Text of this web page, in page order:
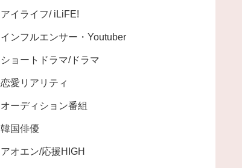
アイライフ/ iLiFE!
インフルエンサー・Youtuber
ショートドラマ/ドラマ
恋愛リアリティ
オーディション番組
韓国俳優
アオエン/応援HIGH